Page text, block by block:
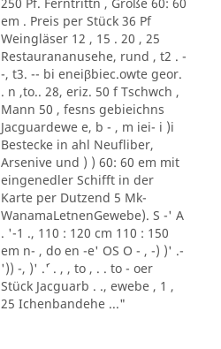
em . Preis per Stück 36 Pf
Weingläser 12 , 15 . 20 , 25
Restaurananusehe, rund , t2 . -
-, t3. -- bi eneiβbiec.owte geor.
. n ,to.. 28, eriz. 50 f Tschwch ,
Mann 50 , fesns gebieichns
Jacguardewe e, b - , m iei- i )i
Bestecke in ahl Neufliber,
Arsenive und ) ) 60: 60 em mit
eingenedler Schifft in der
Karte per Dutzend 5 Mk-
WanamaLetnenGewebe). S -' A
. '-1 ., 110 : 120 cm 110 : 150
em n- , do en -e' OS O - , -) )' .-
')) -, )' .´' . , , to , . . to - oer
Stück Jacguarb . ., ewebe , 1 ,
25 Ichenbandehe ..."